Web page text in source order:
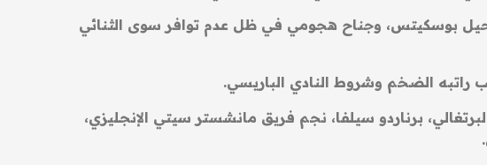
بوسكيتس، وجناح هجومي في ظل عدم توافر سوى الثنائي
برناردو سيلفا، نجم فريق مانشستر سيتي الإنجليزي،